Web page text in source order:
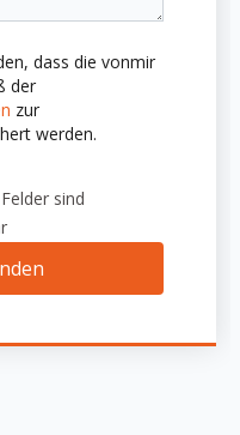
dass die vonmir
der
zur
werden.
sind